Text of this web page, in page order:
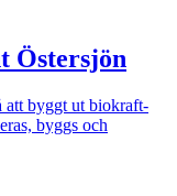
Östersjön
att byggt ut biokraft-
byggs och